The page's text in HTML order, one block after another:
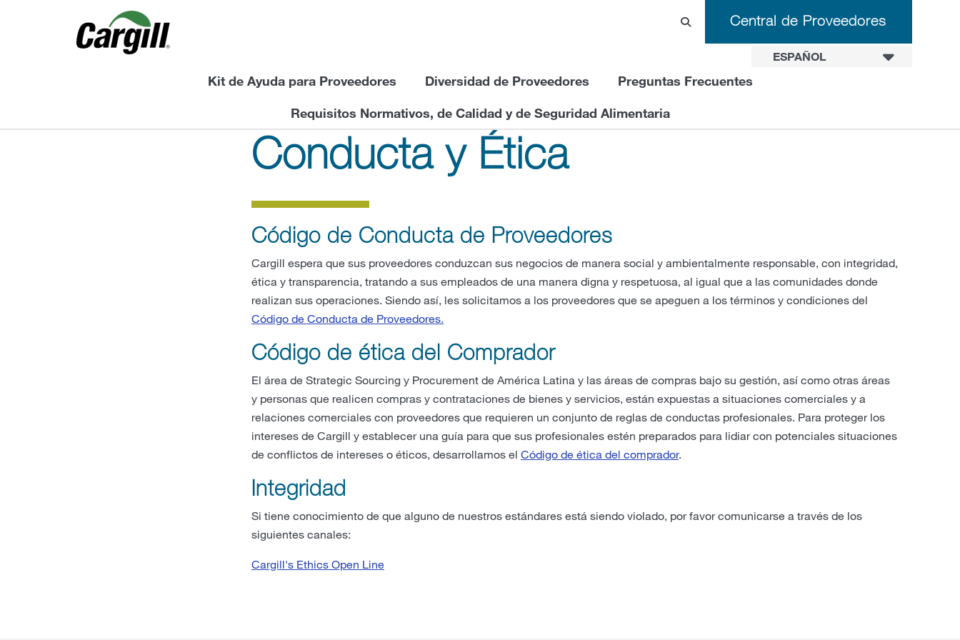
Kit de Ayuda para Proveedores Diversidad de Proveedores Preguntas Frecuentes
Requisitos Normativos, de Calidad y de Seguridad Alimentaria
Central de Proveedores
ESPAÑOL
Conducta y Ética
Código de Conducta de Proveedores
Cargill espera que sus proveedores conduzcan sus negocios de manera social y ambientalmente responsable, con integridad,
ética y transparencia, tratando a sus empleados de una manera digna y respetuosa, al igual que a las comunidades donde
realizan sus operaciones. Siendo así, les solicitamos a los proveedores que se apeguen a los términos y condiciones del
Código de Conducta de Proveedores.
Código de ética del Comprador
El área de Strategic Sourcing y Procurement de América Latina y las áreas de compras bajo su gestión, así como otras áreas
y personas que realicen compras y contrataciones de bienes y servicios, están expuestas a situaciones comerciales y a
relaciones comerciales con proveedores que requieren un conjunto de reglas de conductas profesionales. Para proteger los
intereses de Cargill y establecer una guía para que sus profesionales estén preparados para lidiar con potenciales situaciones
de conflictos de intereses o éticos, desarrollamos el Código de ética del comprador.
Integridad
Si tiene conocimiento de que alguno de nuestros estándares está siendo violado, por favor comunicarse a través de los
siguientes canales:
Cargill's Ethics Open Line